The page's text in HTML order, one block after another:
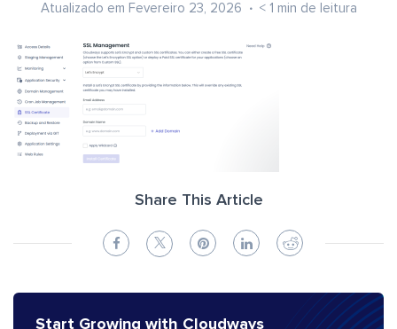
Atualizado em Fevereiro 23, 2026 < 1 min de leitura
Share This Article
Start Growing with Cloudways